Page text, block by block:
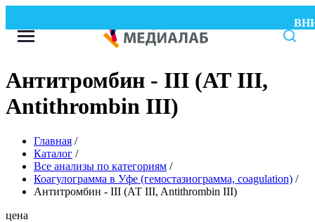
Антитромбин - III (АТ III,
Antithrombin III)
Главная /
Каталог /
Все анализы по категориям /
Коагулограмма в Уфе (гемостазиограмма, coagulation) /
Антитромбин - III (АТ III, Antithrombin III)
цена